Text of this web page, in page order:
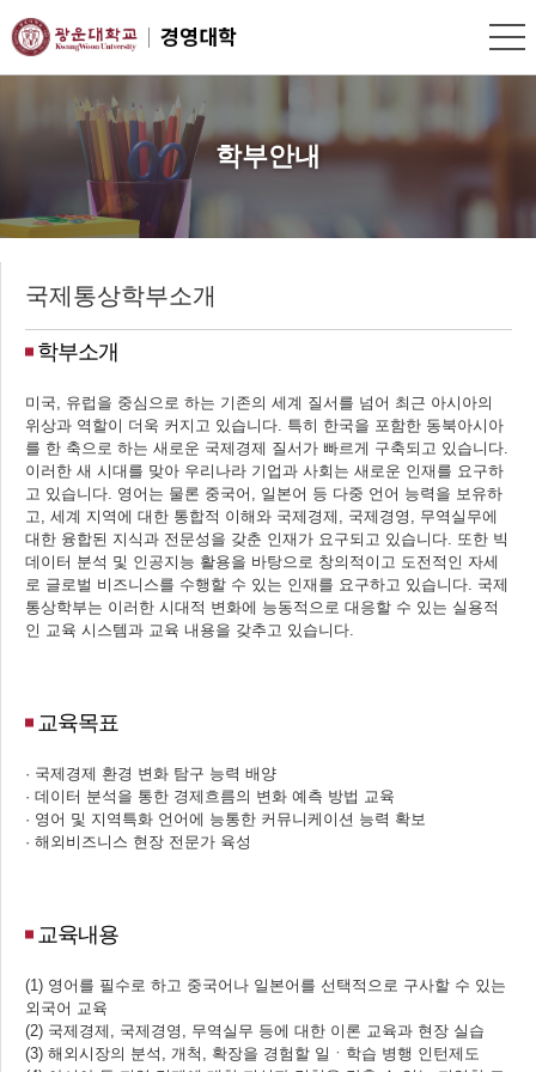
학부안내
국제통상학부소개
학부소개
미국, 유럽을 중심으로 하는 기존의 세계 질서를 넘어 최근 아시아의
위상과 역할이 더욱 커지고 있습니다. 특히 한국을 포함한 동북아시아
를 한 축으로 하는 새로운 국제경제 질서가 빠르게 구축되고 있습니다.
이러한 새 시대를 맞아 우리나라 기업과 사회는 새로운 인재를 요구하
고 있습니다. 영어는 물론 중국어, 일본어 등 다중 언어 능력을 보유하
고, 세계 지역에 대한 통합적 이해와 국제경제, 국제경영, 무역실무에
대한 융합된 지식과 전문성을 갖춘 인재가 요구되고 있습니다. 또한 빅
데이터 분석 및 인공지능 활용을 바탕으로 창의적이고 도전적인 자세
로 글로벌 비즈니스를 수행할 수 있는 인재를 요구하고 있습니다. 국제
통상학부는 이러한 시대적 변화에 능동적으로 대응할 수 있는 실용적
인 교육 시스템과 교육 내용을 갖추고 있습니다.
교육목표
· 국제경제 환경 변화 탐구 능력 배양
· 데이터 분석을 통한 경제흐름의 변화 예측 방법 교육
· 영어 및 지역특화 언어에 능통한 커뮤니케이션 능력 확보
· 해외비즈니스 현장 전문가 육성
교육내용
(1) 영어를 필수로 하고 중국어나 일본어를 선택적으로 구사할 수 있는
외국어 교육
(2) 국제경제, 국제경영, 무역실무 등에 대한 이론 교육과 현장 실습
(3) 해외시장의 분석, 개척, 확장을 경험할 일ㆍ학습 병행 인턴제도